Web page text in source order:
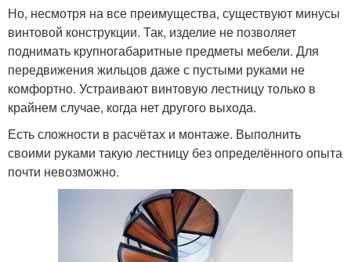
Но, несмотря на все преимущества, существуют минусы
винтовой конструкции. Так, изделие не позволяет
поднимать крупногабаритные предметы мебели. Для
передвижения жильцов даже с пустыми руками не
комфортно. Устраивают винтовую лестницу только в
крайнем случае, когда нет другого выхода.
Есть сложности в расчётах и монтаже. Выполнить
своими руками такую лестницу без определённого опыта
почти невозможно.